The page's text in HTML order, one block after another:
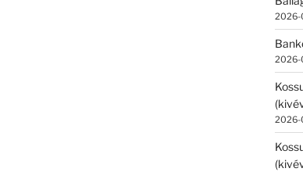
2026-
2026-
2026-